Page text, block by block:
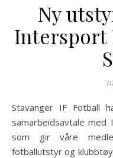
Ny
Intersport
Stavanger IF Fotball har inngått en ny og spennende
samarbeidsavtale
som gir våre
fotballutstyr og